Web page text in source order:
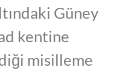
Güney
kentine
misilleme